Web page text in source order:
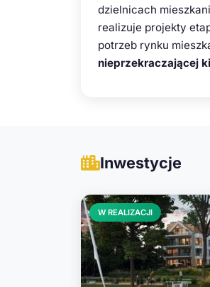
dzielnicach
realizuje projekty
potrzeb rynku
nieprzekraczającej
Inwestycje
W REALIZACJI